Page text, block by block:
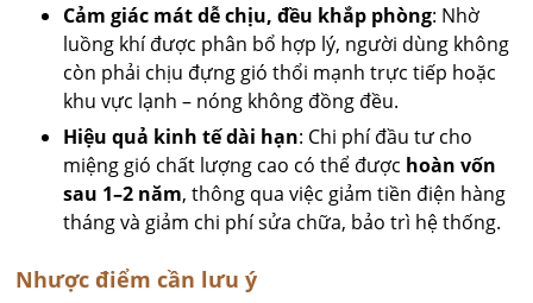
Cảm giác mát dễ chịu, đều khắp phòng: Nhờ
luồng khí được phân bổ hợp lý, người dùng không
còn phải chịu đựng gió thổi mạnh trực tiếp hoặc
khu vực lạnh – nóng không đồng đều.
Hiệu quả kinh tế dài hạn: Chi phí đầu tư cho
miệng gió chất lượng cao có thể được hoàn vốn
sau 1–2 năm, thông qua việc giảm tiền điện hàng
tháng và giảm chi phí sửa chữa, bảo trì hệ thống.
Nhược điểm cần lưu ý